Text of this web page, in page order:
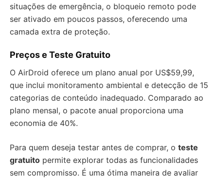
situações de emergência, o bloqueio remoto pode
ser ativado em poucos passos, oferecendo uma
camada extra de proteção.
Preços e Teste Gratuito
O AirDroid oferece um plano anual por US$59,99,
que inclui monitoramento ambiental e detecção de 15
categorias de conteúdo inadequado. Comparado ao
plano mensal, o pacote anual proporciona uma
economia de 40%.
Para quem deseja testar antes de comprar, o teste
gratuito permite explorar todas as funcionalidades
sem compromisso. É uma ótima maneira de avaliar